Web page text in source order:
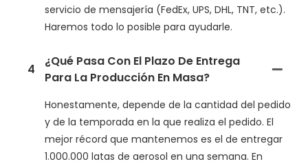
servicio de mensajería (FedEx, UPS, DHL, TNT, etc.).
Haremos todo lo posible para ayudarle.
4
¿Qué Pasa Con El Plazo De Entrega
Para La Producción En Masa?
Honestamente, depende de la cantidad del pedido
y de la temporada en la que realiza el pedido. El
mejor récord que mantenemos es el de entregar
1.000.000 latas de aerosol en una semana. En